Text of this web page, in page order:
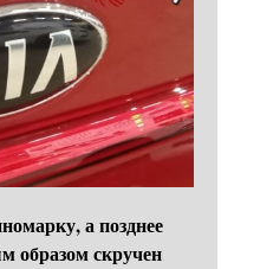
а позднее
образом скручен